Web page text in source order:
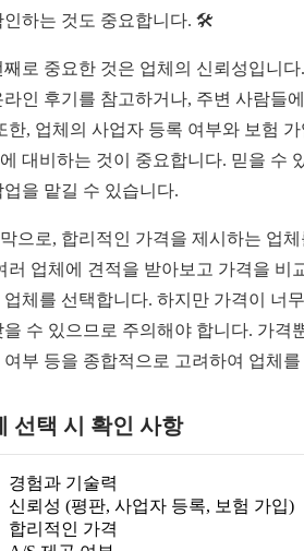
인하는 것도 중요합니다. 🛠️
째로 중요한 것은 업체의 신뢰성입니
라인 후기를 참고하거나, 주변 사람들
한, 업체의 사업자 등록 여부와 보험
대비하는 것이 중요합니다. 믿을 수
업을 맡길 수 있습니다.
으로, 합리적인 가격을 제시하는 업
러 업체에 견적을 받아보고 가격을 비
업체를 선택합니다. 하지만 가격이 너
을 수 있으므로 주의해야 합니다. 가격
여부 등을 종합적으로 고려하여 업체
선택 시 확인 사항
경험과 기술력
신뢰성 (평판, 사업자 등록, 보험 가입)
합리적인 가격